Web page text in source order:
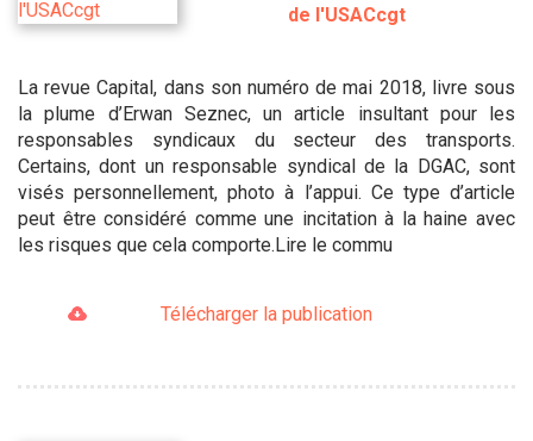
de l'USACcgt
La revue Capital, dans son numéro de mai 2018, livre sous
la plume d’Erwan Seznec, un article insultant pour les
responsables syndicaux du secteur des transports.
Certains, dont un responsable syndical de la DGAC, sont
visés personnellement, photo à l’appui. Ce type d’article
peut être considéré comme une incitation à la haine avec
les risques que cela comporte.Lire le commu
Télécharger la publication